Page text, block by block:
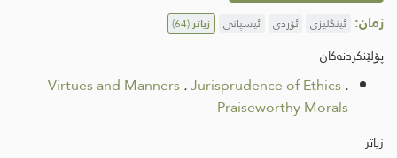
زمان: ئینگلیزی ئۆردی ئیسپانی زیاتر(64)
پۆلێنکردنەکان
Virtues and Manners.Jurisprudence of Ethics.
Praiseworthy Morals
زیاتر